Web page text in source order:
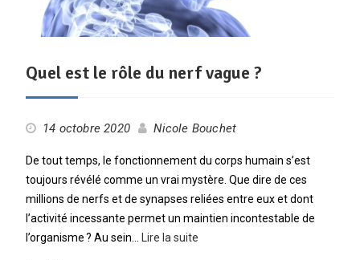
Quel est le rôle du nerf vague ?
14 octobre 2020 Nicole Bouchet
De tout temps, le fonctionnement du corps humain s’est
toujours révélé comme un vrai mystère. Que dire de ces
millions de nerfs et de synapses reliées entre eux et dont
l’activité incessante permet un maintien incontestable de
l’organisme ? Au sein… Lire la suite